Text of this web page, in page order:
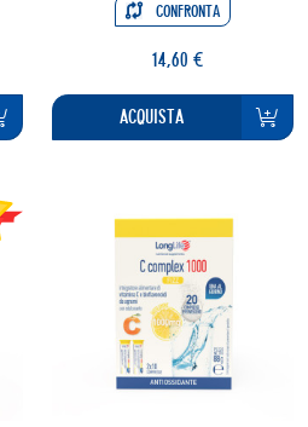
CONFRONTA
14,60 €
ACQUISTA